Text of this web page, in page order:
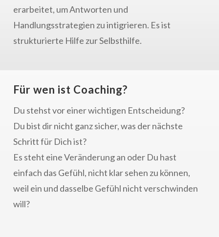
erarbeitet, um Antworten und
Handlungsstrategien zu intigrieren. Es ist
strukturierte Hilfe zur Selbsthilfe.
Für wen ist Coaching?
Du stehst vor einer wichtigen Entscheidung?
Du bist dir nicht ganz sicher, was der nächste
Schritt für Dich ist?
Es steht eine Veränderung an oder Du hast
einfach das Gefühl, nicht klar sehen zu können,
weil ein und dasselbe Gefühl nicht verschwinden
will?